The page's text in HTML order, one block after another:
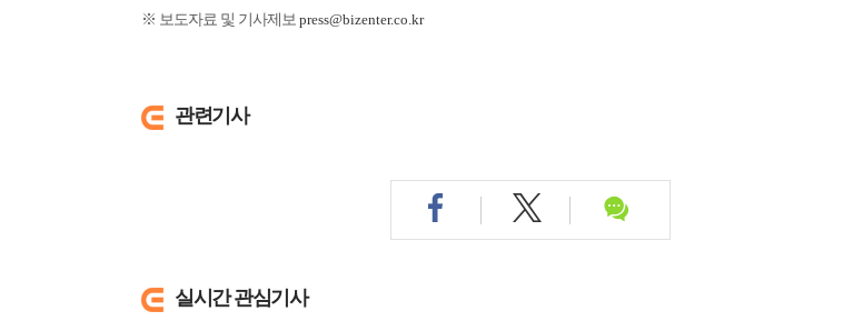
※ 보도자료 및 기사제보 press@bizenter.co.kr
관련기사
실시간 관심기사